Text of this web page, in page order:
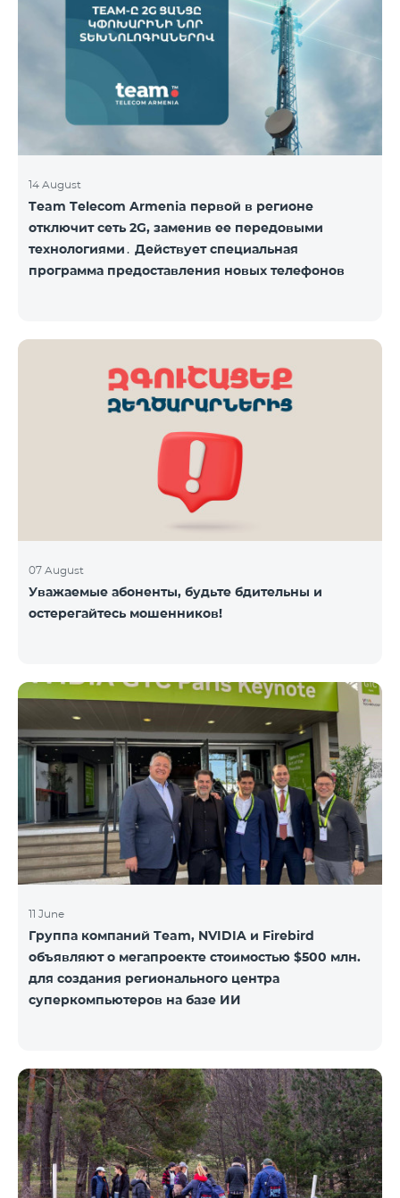
14 August
Team Telecom Armenia первой в регионе
отключит сеть 2G, заменив ее передовыми
технологиями․ Действует специальная
программа предоставления новых телефонов
07 August
Уважаемые абоненты, будьте бдительны и
остерегайтесь мошенников!
11 June
Группа компаний Team, NVIDIA и Firebird
объявляют о мегапроекте стоимостью $500 млн.
для создания регионального центра
суперкомпьютеров на базе ИИ